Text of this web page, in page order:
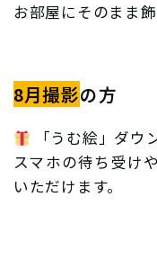
お部屋にそのまま
8月撮影の方
「うむ絵」ダウ
スマホの待ち受け
いただけます。